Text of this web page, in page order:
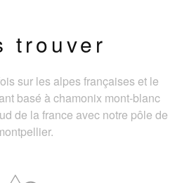
trouver
sur les alpes françaises et le
basé à chamonix mont-blanc
de la france avec notre pôle de